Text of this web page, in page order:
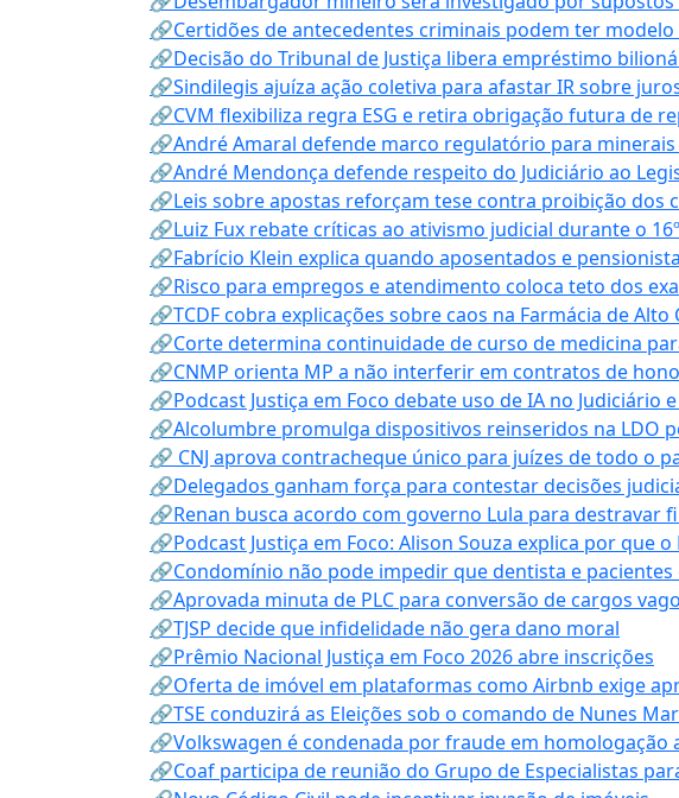
🔗Certidões de antecedentes criminais podem ter modelo
🔗Decisão do Tribunal de Justiça libera empréstimo
🔗Sindilegis ajuíza ação coletiva para afastar IR sobre
🔗CVM flexibiliza regra ESG e retira obrigação futura de
🔗André Amaral defende marco regulatório para
🔗André Mendonça defende respeito do Judiciário ao
🔗Leis sobre apostas reforçam tese contra proibição dos
🔗Luiz Fux rebate críticas ao ativismo judicial durante o
🔗Fabrício Klein explica quando aposentados e
🔗Risco para empregos e atendimento coloca teto dos
🔗TCDF cobra explicações sobre caos na Farmácia de Alto
🔗Corte determina continuidade de curso de medicina
🔗CNMP orienta MP a não interferir em contratos de
🔗Podcast Justiça em Foco debate uso de IA no
🔗Alcolumbre promulga dispositivos reinseridos na LDO
🔗 CNJ aprova contracheque único para juízes de todo o
🔗Delegados ganham força para contestar decisões
🔗Renan busca acordo com governo Lula para destravar
🔗Podcast Justiça em Foco: Alison Souza explica por que
🔗Condomínio não pode impedir que dentista e
🔗Aprovada minuta de PLC para conversão de cargos
🔗TJSP decide que infidelidade não gera dano moral
🔗Prêmio Nacional Justiça em Foco 2026 abre inscrições
🔗Oferta de imóvel em plataformas como Airbnb exige
🔗TSE conduzirá as Eleições sob o comando de Nunes
🔗Volkswagen é condenada por fraude em homologação
🔗Coaf participa de reunião do Grupo de Especialistas